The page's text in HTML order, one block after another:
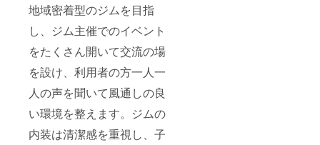
地域密着型のジムを目指
し、ジム主催でのイベント
をたくさん開いて交流の場
を設け、利用者の方一人一
人の声を聞いて風通しの良
い環境を整えます。ジムの
内装は清潔感を重視し、子